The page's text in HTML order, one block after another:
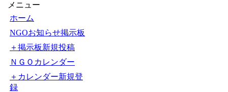
メニュー
ホーム
NGOお知らせ掲示板
＋掲示板新規投稿
ＮＧＯカレンダー
＋カレンダー新規登
録